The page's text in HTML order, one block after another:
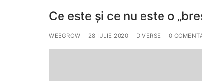
Ce este și ce nu este o
WEBGROW 28 IULIE 2020 DIVERSE 0